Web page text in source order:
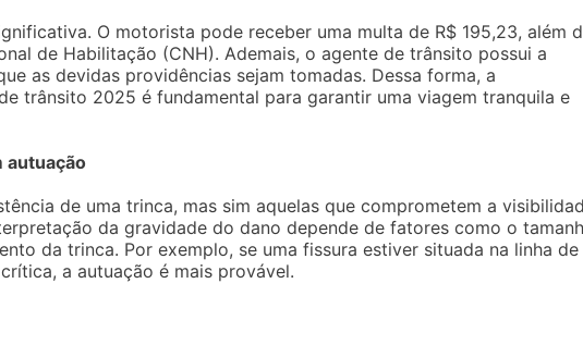
O motorista pode receber uma multa de R$ 195,23, além
de Habilitação (CNH). Ademais, o agente de trânsito possui a
as devidas providências sejam tomadas. Dessa forma, a
trânsito 2025 é fundamental para garantir uma viagem tranquila e
autuação
de uma trinca, mas sim aquelas que comprometem a
da gravidade do dano depende de fatores como o
da trinca. Por exemplo, se uma fissura estiver situada na linha de
a autuação é mais provável.